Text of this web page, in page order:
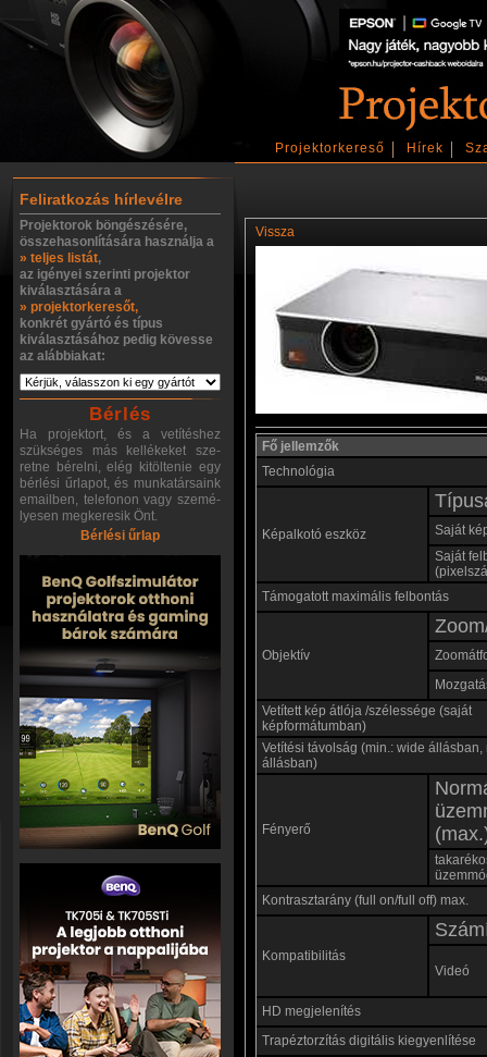
Projektorkereső Hírek
Feliratkozás hírlevélre
Projektorok böngészésére,
összehasonlítására használja a
» teljes listát,
az igényei szerinti projektor
kiválasztására a
» projektorkeresőt,
konkrét gyártó és típus
kiválasztásához pedig kövesse
az alábbiakat:
Bérlés
Ha projektort, és a vetítéshez
szükséges más kellékeket sze-
retne bérelni, elég kitöltenie egy
bérlési űrlapot, és munkatársaink
emailben, telefonon vagy szemé-
lyesen megkeresik Önt.
Bérlési űrlap
Vissza
Fő jellemzők
Technológia
Képalkotó eszköz
Saját
Saját
Támogatott maximális felbontás
Objektív
Vetített kép átlója /szélessége (saját
képformátumban)
Vetítési távolság (min.: wide állásban,
állásban)
Fényerő
Kontrasztarány (full on/full off) max.
Kompatibilitás
Videó
HD megjelenítés
Trapéztorzítás digitális kiegyenlítése